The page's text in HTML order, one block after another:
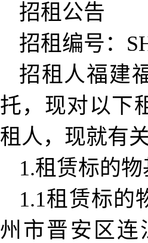
招租公告
招租编号：
招租人福建
托，现对以下
租人，现就有
1.租赁标的
1.1租赁标的
州市晋安区连